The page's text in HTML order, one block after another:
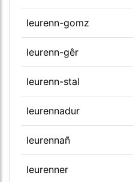
leurenn-gomz
leurenn-gêr
leurenn-stal
leurennadur
leurennañ
leurenner